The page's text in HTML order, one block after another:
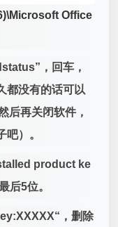
Office
，回车，
都没有的话可以
后再关闭软件，
）。
product ke
后5位。
，删除